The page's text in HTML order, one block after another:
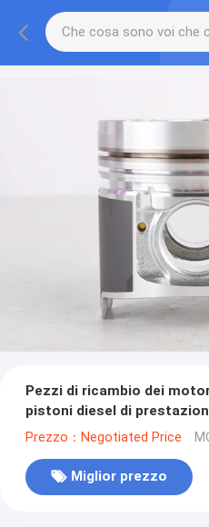
Pezzi di ricambio dei
pistoni diesel di
Prezzo：Negotiated Price
Miglior prezzo